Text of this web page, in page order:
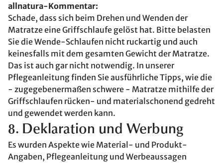
allnatura-Kommentar:
Schade, dass sich beim Drehen und Wenden der
Matratze eine Griffschlaufe gelöst hat. Bitte belasten
Sie die Wende-Schlaufen nicht ruckartig und auch
keinesfalls mit dem gesamten Gewicht der Matratze.
Das ist auch gar nicht notwendig. In unserer
Pflegeanleitung finden Sie ausführliche Tipps, wie die
- zugegebenermaßen schwere - Matratze mithilfe der
Griffschlaufen rücken- und materialschonend gedreht
und gewendet werden kann.
8. Deklaration und Werbung
Es wurden Aspekte wie Material- und Produkt-
Angaben, Pflegeanleitung und Werbeaussagen